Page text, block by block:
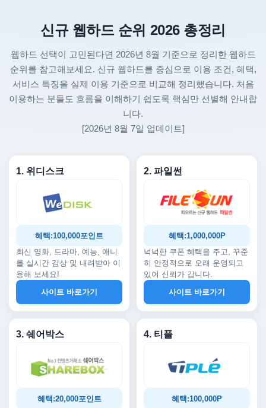
신규 웹하드 순위 2026 총정리
웹하드 선택이 고민된다면 2026년 8월 기준으로 정리한 웹하드
순위를 참고해보세요. 신규 웹하드를 중심으로 이용 조건, 혜택,
서비스 특징을 실제 이용 기준으로 비교해 정리했습니다. 처음
이용하는 분들도 흐름을 이해하기 쉽도록 핵심만 선별해 안내합
니다.
[2026년 8월 7일 업데이트]
1. 위디스크
혜택:100,000포인트
최신 영화, 드라마, 예능, 애니
를 실시간 감상 및 내려받아 이
용해 보세요!
사이트 바로가기
2. 파일썬
혜택:1,000,000P
넉넉한 쿠폰 혜택을 주고, 꾸준
히 안정적으로 오래 운영되고
있어 신뢰가 갑니다.
사이트 바로가기
3. 쉐어박스
혜택:20,000포인트
4. 티플
혜택:100,000P